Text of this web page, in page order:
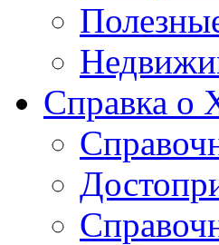
Справка о